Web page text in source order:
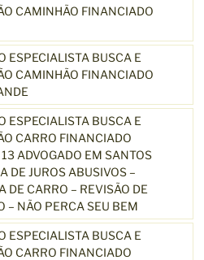
CAMINHÃO FINANCIADO
ESPECIALISTA BUSCA E
CAMINHÃO FINANCIADO
ESPECIALISTA BUSCA E
CARRO FINANCIADO
ADVOGADO EM SANTOS
DE JUROS ABUSIVOS –
DE CARRO – REVISÃO DE
– NÃO PERCA SEU BEM
ESPECIALISTA BUSCA E
CARRO FINANCIADO